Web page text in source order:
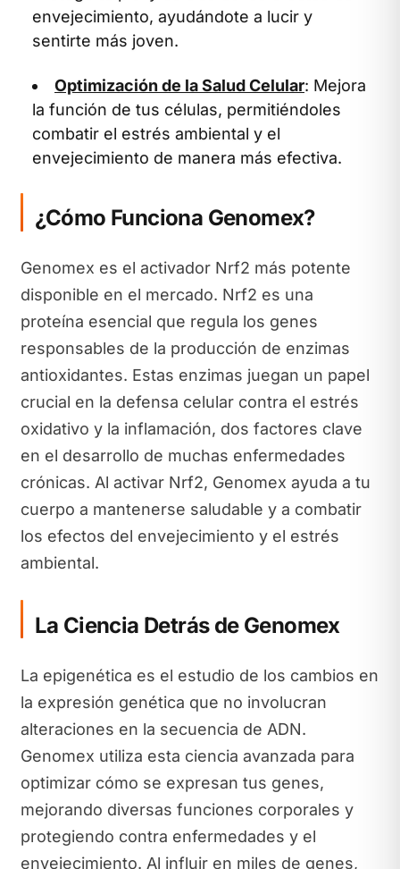
envejecimiento, ayudándote a lucir y
sentirte más joven.
Optimización de la Salud Celular: Mejora
la función de tus células, permitiéndoles
combatir el estrés ambiental y el
envejecimiento de manera más efectiva.
¿Cómo Funciona Genomex?
Genomex es el activador Nrf2 más potente
disponible en el mercado. Nrf2 es una
proteína esencial que regula los genes
responsables de la producción de enzimas
antioxidantes. Estas enzimas juegan un papel
crucial en la defensa celular contra el estrés
oxidativo y la inflamación, dos factores clave
en el desarrollo de muchas enfermedades
crónicas. Al activar Nrf2, Genomex ayuda a tu
cuerpo a mantenerse saludable y a combatir
los efectos del envejecimiento y el estrés
ambiental.
La Ciencia Detrás de Genomex
La epigenética es el estudio de los cambios en
la expresión genética que no involucran
alteraciones en la secuencia de ADN.
Genomex utiliza esta ciencia avanzada para
optimizar cómo se expresan tus genes,
mejorando diversas funciones corporales y
protegiendo contra enfermedades y el
envejecimiento. Al influir en miles de genes,